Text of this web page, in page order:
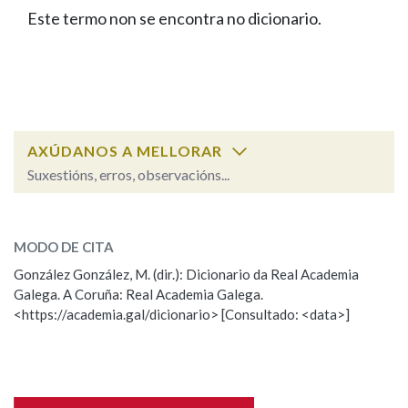
FIGURAS HOMENAXEADAS
PORTAL DAS PALABRAS
Facebook
TwitterYoutubeInstagram
Bluesky
BUSCAR NOS LEMAS
Remata por
BUSCAR NO CONTIDO
Nas definicións
Este termo non se encontra no dicionario.
AXÚDANOS A MELLORAR
Suxestións, erros, observacións...
Observación
Nome
MODO DE CITA
González González, M. (dir.): Dicionario da Real Academia
Galega. A Coruña: Real Academia Galega.
<https://academia.gal/dicionario> [Consultado: <data>]